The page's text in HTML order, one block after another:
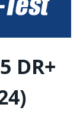
DR+